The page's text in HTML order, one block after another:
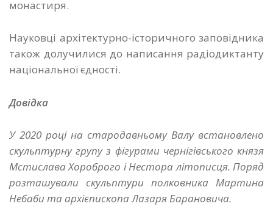
монастиря.
Науковці архітектурно-історичного заповідника
також долучилися до написання радіодиктанту
національної єдності.
Довідка
У 2020 році на стародавньому Валу встановлено
скульптурну групу з фігурами чернігівського князя
Мстислава Хороброго і Нестора літописця. Поряд
розташували скульптури полковника Мартина
Небаби та архієпископа Лазаря Барановича.